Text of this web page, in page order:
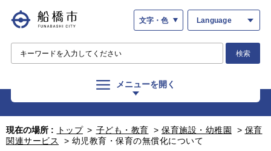
文字・色 Language
検索
メニューを開く
現在の場所 : トップ > 子ども・教育 > 保育施設・幼稚園 > 保育
関連サービス
> 幼児教育・保育の無償化について